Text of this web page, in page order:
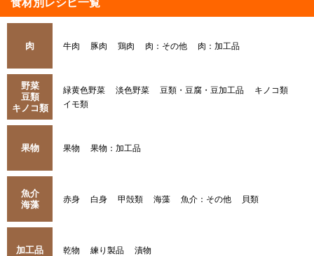
食材別レシピ一覧
肉 牛肉 豚肉 鶏肉 肉：その他 肉：加工品
野菜
豆類
キノコ類
緑黄色野菜 淡色野菜 豆類・豆腐・豆加工品
キノコ類
イモ類
果物 果物 果物：加工品
魚介
海藻
赤身 白身 甲殻類 海藻 魚介：その他 貝類
加工品 乾物 練り製品 漬物